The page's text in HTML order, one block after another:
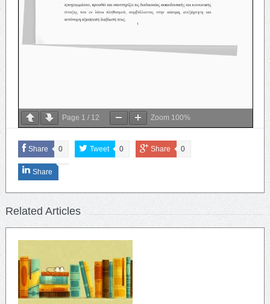
Page 1 / 12 Zoom 100%
Share 0 Tweet 0 Share 0
Share
Related Articles